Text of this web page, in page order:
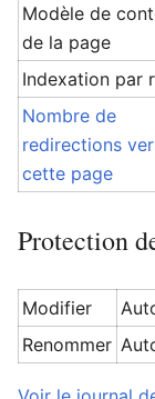
Modèle de
de la page
Indexation par
Nombre de
redirections
cette page
Protection
Modifier
Renommer